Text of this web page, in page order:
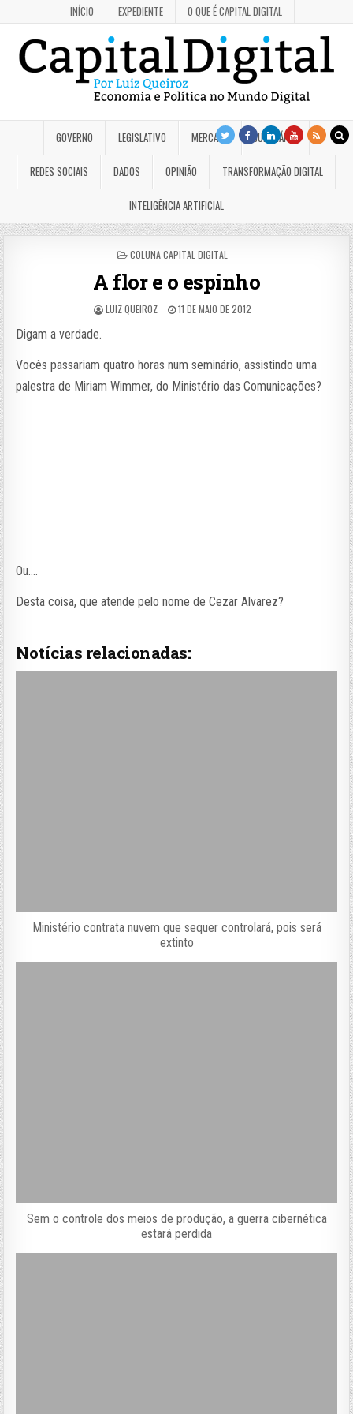
INÍCIO EXPEDIENTE O QUE É CAPITAL DIGITAL
GOVERNO LEGISLATIVO MERCADO JUDICIÁRIO
REDES SOCIAIS DADOS OPINIÃO TRANSFORMAÇÃO DIGITAL
INTELIGÊNCIA ARTIFICIAL
POSTED
COLUNA CAPITAL DIGITAL
A flor e o espinho
LUIZ QUEIROZ 11 DE MAIO DE 2012
Digam a verdade.
Vocês passariam quatro horas num seminário, assistindo uma
palestra de Miriam Wimmer, do Ministério das Comunicações?
Ou….
Desta coisa, que atende pelo nome de Cezar Alvarez?
Notícias relacionadas:
Ministério contrata nuvem que sequer controlará, pois será
extinto
Sem o controle dos meios de produção, a guerra cibernética
estará perdida